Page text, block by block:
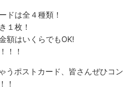
ドは全４種類！
１枚！
額はいくらでもOK!
！！
うポストカード、皆さんぜひコン
！